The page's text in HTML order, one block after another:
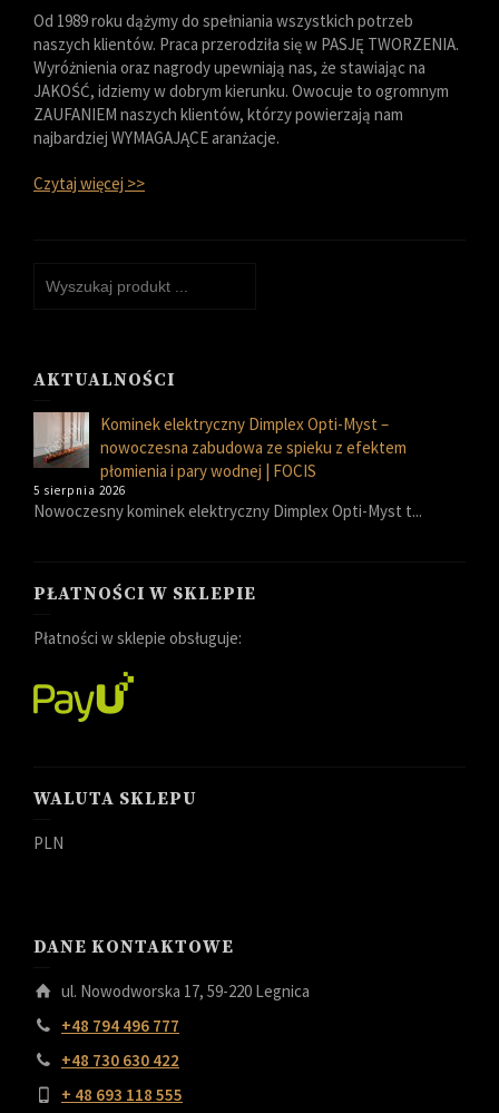
Od 1989 roku dążymy do spełniania wszystkich potrzeb
naszych klientów. Praca przerodziła się w PASJĘ TWORZENIA.
Wyróżnienia oraz nagrody upewniają nas, że stawiając na
JAKOŚĆ, idziemy w dobrym kierunku. Owocuje to ogromnym
ZAUFANIEM naszych klientów, którzy powierzają nam
najbardziej WYMAGAJĄCE aranżacje.
Czytaj więcej >>
AKTUALNOŚCI
Kominek elektryczny Dimplex Opti-Myst –
nowoczesna zabudowa ze spieku z efektem
płomienia i pary wodnej | FOCIS
5 sierpnia 2026
Nowoczesny kominek elektryczny Dimplex Opti-Myst t...
PŁATNOŚCI W SKLEPIE
Płatności w sklepie obsługuje:
WALUTA SKLEPU
PLN
DANE KONTAKTOWE
ul. Nowodworska 17, 59-220 Legnica
+48 794 496 777
+48 730 630 422
+ 48 693 118 555